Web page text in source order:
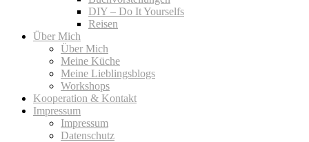
DIY – Do It Yourselfs
Reisen
Über Mich
Über Mich
Meine Küche
Meine Lieblingsblogs
Workshops
Kooperation & Kontakt
Impressum
Impressum
Datenschutz